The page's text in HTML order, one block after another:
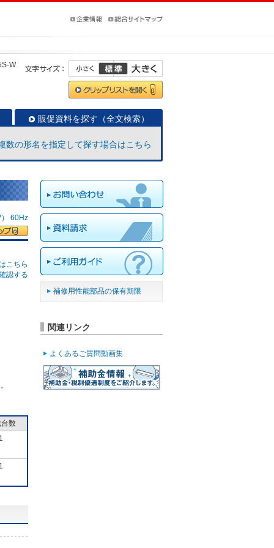
W
販促資料を探す（全文検索）
数の形名を指定して探す場合はこちら
60Hz
こちら
認する
数
補修用性能部品の保有期限
関連リンク
よくあるご質問動画集